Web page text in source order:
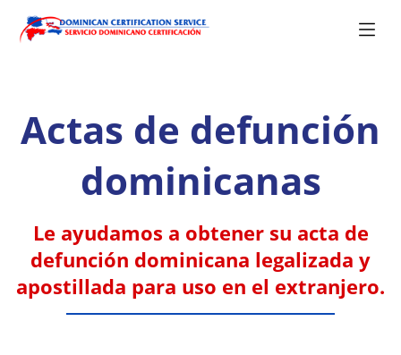
Actas de defunción
dominicanas
Le ayudamos a obtener su acta de
defunción dominicana legalizada y
apostillada para uso en el extranjero.